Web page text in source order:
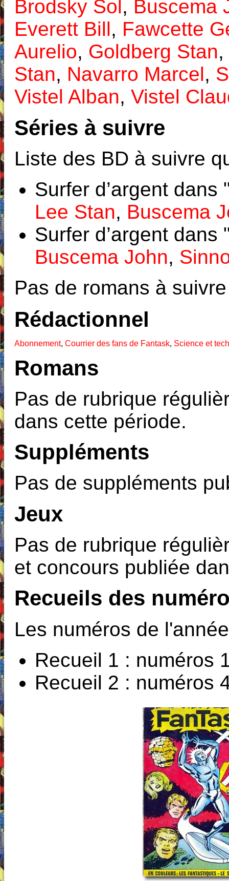
Brodsky Sol, Buscema
Everett Bill, Fawcette
Aurelio, Goldberg Stan,
Stan, Navarro Marcel,
Vistel Alban, Vistel
Séries à suivre
Liste des BD à suivre
Surfer d’argent
Lee Stan, Buscema
Surfer d’argent
Buscema John,
Pas de romans à
Rédactionnel
Abonnement, Courrier des fans de Fantask, Science et
Romans
Pas de rubrique
dans cette période.
Suppléments
Pas de suppléments
Jeux
Pas de rubrique
et concours publiée
Recueils des
Les numéros de
Recueil 1 : numéros
Recueil 2 : numéros